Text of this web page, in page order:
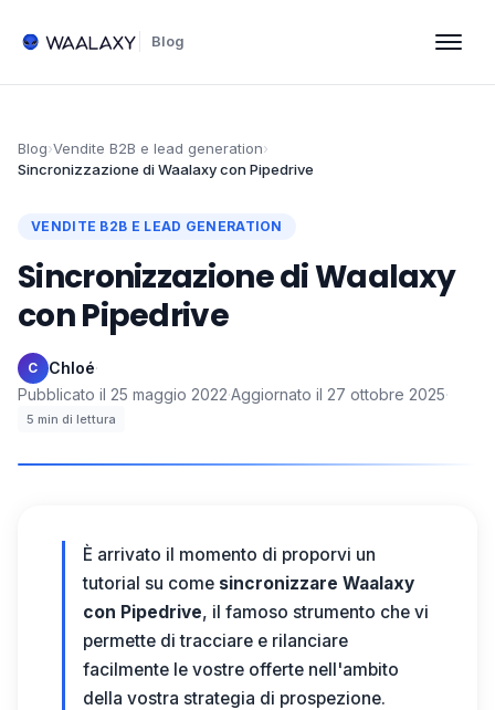
Blog
Blog›Vendite B2B e lead generation›
Sincronizzazione di Waalaxy con Pipedrive
VENDITE B2B E LEAD GENERATION
Sincronizzazione di Waalaxy
con Pipedrive
C Chloé·
Pubblicato il 25 maggio 2022·Aggiornato il 27 ottobre 2025·
5 min di lettura
È arrivato il momento di proporvi un
tutorial su come sincronizzare Waalaxy
con Pipedrive, il famoso strumento che vi
permette di tracciare e rilanciare
facilmente le vostre offerte nell'ambito
della vostra strategia di prospezione.